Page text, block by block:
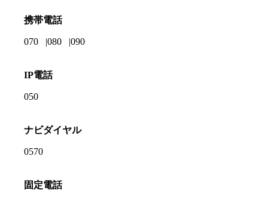
携帯電話
070 080 090
IP電話
050
ナビダイヤル
0570
固定電話